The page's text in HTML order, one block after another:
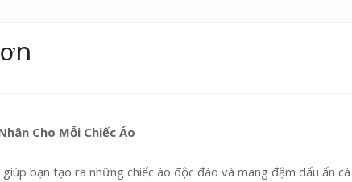
Cho Mỗi Chiếc Áo
bạn tạo ra những chiếc áo độc đáo và mang đậm dấu ấn cá